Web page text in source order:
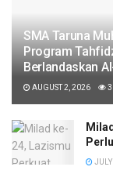
SMA Taruna
Program
Berlandaskan
AUGUST 2, 2026